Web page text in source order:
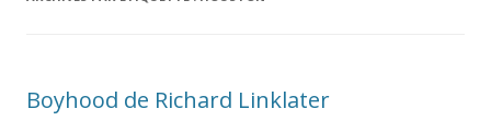
Boyhood de Richard Linklater